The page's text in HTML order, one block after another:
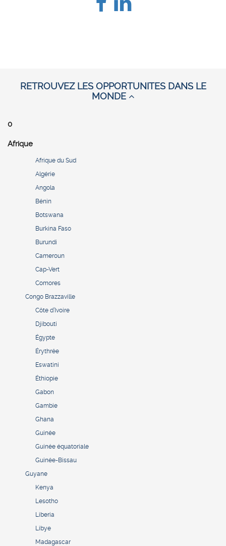
RETROUVEZ LES OPPORTUNITES DANS LE
MONDE
0
Afrique
Afrique du Sud
Algérie
Angola
Bénin
Botswana
Burkina Faso
Burundi
Cameroun
Cap-Vert
Comores
Congo Brazzaville
Côte d’Ivoire
Djibouti
Égypte
Érythrée
Eswatini
Éthiopie
Gabon
Gambie
Ghana
Guinée
Guinée équatoriale
Guinée-Bissau
Guyane
Kenya
Lesotho
Liberia
Libye
Madagascar